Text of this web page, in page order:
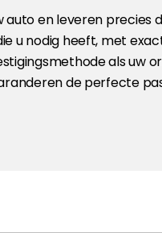
auto en leveren precies
u nodig heeft, met
als uw
de perfecte